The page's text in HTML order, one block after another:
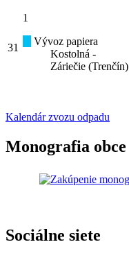
31
1
Vývoz papiera
Kostolná -
Záriečie (Trenčín)
Kalendár zvozu odpadu
Monografia obce
Sociálne siete